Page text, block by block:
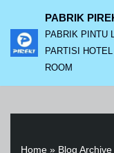
Lompat
ke
PABRIK
PABRIK PINTU
PARTISI
ROOM
Home » Blog Archive